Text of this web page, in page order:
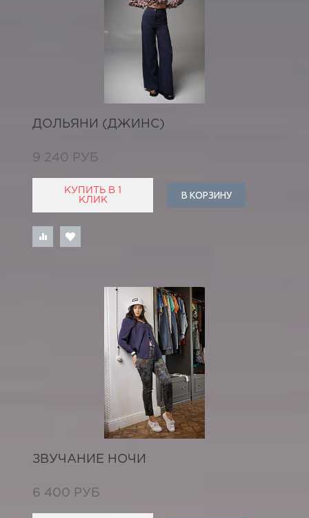
ДОЛЬЯНИ (ДЖИНС)
9 240 РУБ
КУПИТЬ В 1
КЛИК
В КОРЗИНУ
ЗВУЧАНИЕ НОЧИ
6 400 РУБ